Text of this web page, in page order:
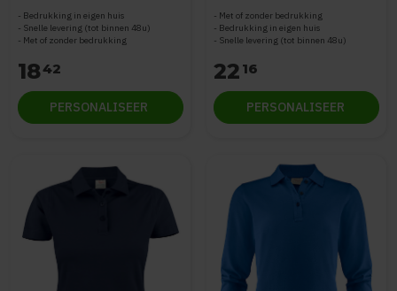
Bedrukking in eigen huis
Snelle levering (tot binnen 48u)
Met of zonder bedrukking
1842
PERSONALISEER
Met of zonder bedrukking
Bedrukking in eigen huis
Snelle levering (tot binnen 48u)
22 16
PERSONALISEER